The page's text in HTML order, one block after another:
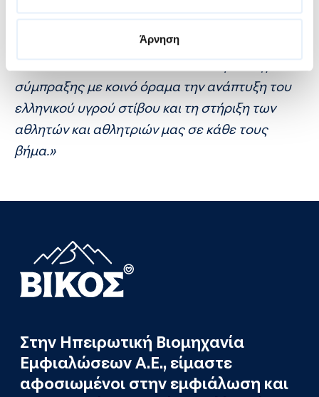
Άρνηση
συνεργασία μας με το φυσικό μεταλλικό νερό
σύμπραξης με κοινό όραμα την ανάπτυξη του
ελληνικού υγρού στίβου και τη στήριξη των
αθλητών και αθλητριών μας σε κάθε τους
βήμα.»
Στην Ηπειρωτική Βιομηχανία
Εμφιαλώσεων Α.Ε., είμαστε
αφοσιωμένοι στην εμφιάλωση και